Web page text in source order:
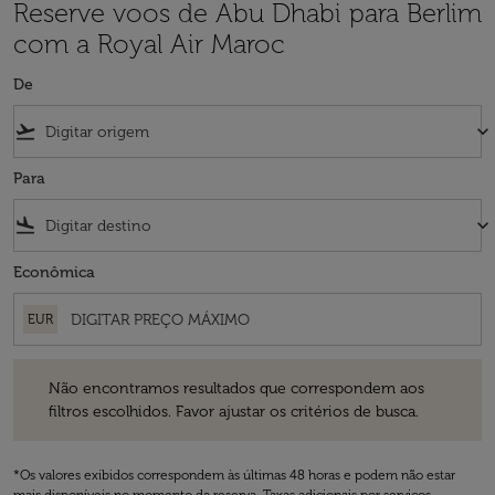
Reserve voos de Abu Dhabi para Berlim
com a Royal Air Maroc
De
flight_takeoff keyboard_arrow_down
Para
flight_land keyboard_arrow_down
Econômica
EUR
Não encontramos resultados que correspondem aos
filtros escolhidos. Favor ajustar os critérios de busca.
*Os valores exibidos correspondem às últimas 48 horas e podem não estar